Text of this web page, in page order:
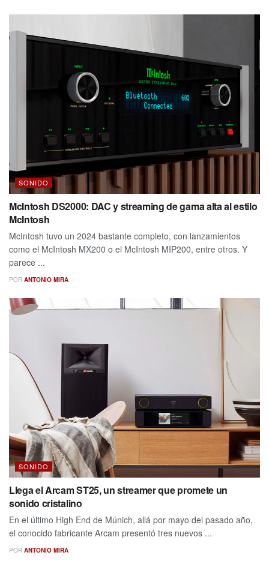
SONIDO
McIntosh DS2000: DAC y streaming de gama alta al estilo
McIntosh
McIntosh tuvo un 2024 bastante completo, con lanzamientos
como el McIntosh MX200 o el McIntosh MIP200, entre otros. Y
parece ...
POR ANTONIO MIRA
SONIDO
Llega el Arcam ST25, un streamer que promete un
sonido cristalino
En el último High End de Múnich, allá por mayo del pasado año,
el conocido fabricante Arcam presentó tres nuevos ...
POR ANTONIO MIRA